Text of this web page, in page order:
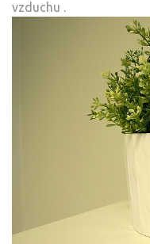
vzduchu .